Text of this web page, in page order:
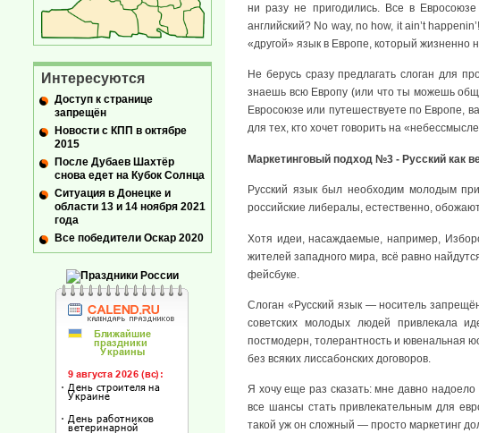
ни разу не пригодились. Все в
английский? No way, no how, it ain’t
«другой» язык в Европе, который жизненно
Не берусь сразу предлагать слоган для
знаешь всю Европу (или что ты можешь
Евросоюзе или путешествуете по Европе,
для тех, кто хочет говорить на
Маркетинговый подход №3 - Русский как
Русский язык был необходим молодым
российские либералы, естественно,
Хотя идеи, насаждаемые, например,
жителей западного мира, всё равно
фейсбуке.
Слоган «Русский язык — носитель
советских молодых людей привлекала
постмодерн, толерантность и ювенальная
без всяких лиссабонских договоров.
Я хочу еще раз сказать: мне давно надоело
все шансы стать привлекательным для
такой уж он сложный — просто маркетинг
Интересуются
Доступ к странице
запрещён
Новости с КПП в октябре
2015
После Дубаев Шахтёр
снова едет на Кубок Солнца
Ситуация в Донецке и
области 13 и 14 ноября 2021
года
Все победители Оскар 2020